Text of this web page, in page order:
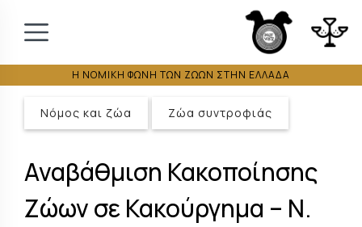
Η ΝΟΜΙΚΗ ΦΩΝΗ ΤΩΝ ΖΩΩΝ ΣΤΗΝ ΕΛΛΑΔΑ
Νόμος και ζώα Ζώα συντροφιάς
Αναβάθμιση Κακοποίησης
Ζώων σε Κακούργημα – Ν.